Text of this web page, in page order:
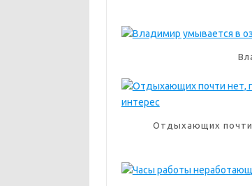
Отдыхающих почти